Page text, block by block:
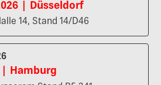
| Düsseldorf
14, Stand 14/D46
| Hamburg